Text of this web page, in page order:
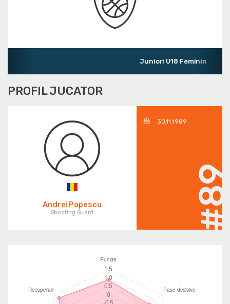
Juniori U18 Feminin
PROFIL JUCATOR
Andrei Popescu
Shooting Guard
30.11.1989